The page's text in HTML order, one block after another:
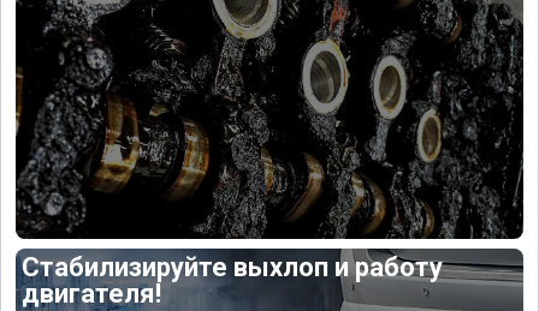
Стабилизируйте выхлоп и работу
двигателя!